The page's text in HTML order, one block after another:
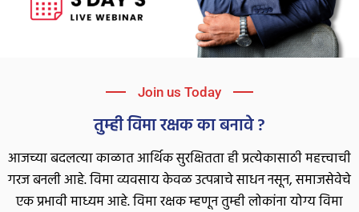
Join us Today
तुम्ही विमा रक्षक का बनावे ?
आजच्या बदलत्या काळात आर्थिक सुरक्षितता ही प्रत्येकासाठी महत्त्वाची
गरज बनली आहे. विमा व्यवसाय केवळ उत्पन्नाचे साधन नसून, समाजसेवेचे
एक प्रभावी माध्यम आहे. विमा रक्षक म्हणून तुम्ही लोकांना योग्य विमा